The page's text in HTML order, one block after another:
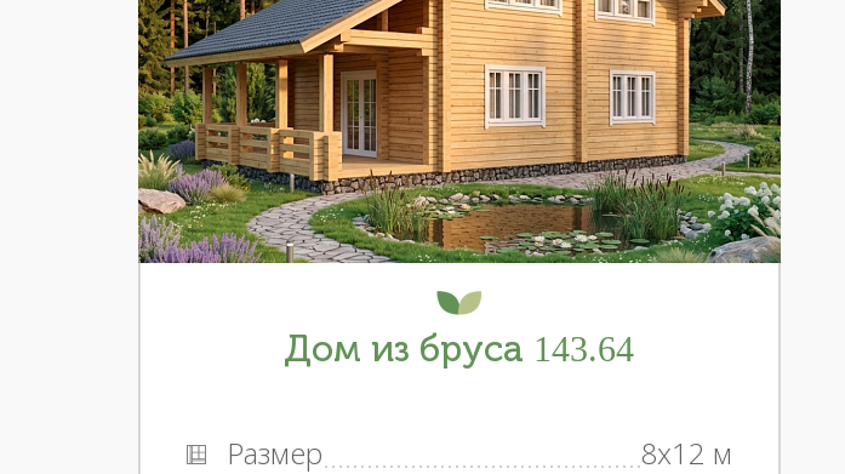
Дом из бруса 143.64
Размер
8x12 м